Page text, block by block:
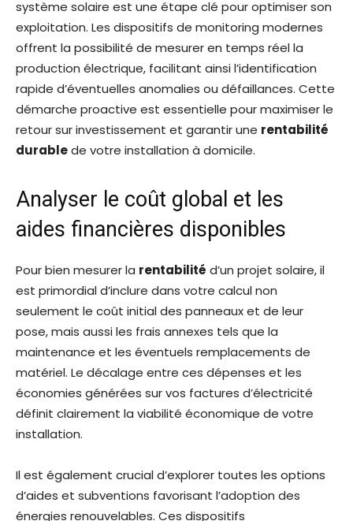
système solaire est une étape clé pour optimiser son
exploitation. Les dispositifs de monitoring modernes
offrent la possibilité de mesurer en temps réel la
production électrique, facilitant ainsi l’identification
rapide d’éventuelles anomalies ou défaillances. Cette
démarche proactive est essentielle pour maximiser le
retour sur investissement et garantir une rentabilité
durablede votre installation à domicile.
Analyser le coût global et les
aides financières disponibles
Pour bien mesurer la rentabilité d’un projet solaire, il
est primordial d’inclure dans votre calcul non
seulement le coût initial des panneaux et de leur
pose, mais aussi les frais annexes tels que la
maintenance et les éventuels remplacements de
matériel. Le décalage entre ces dépenses et les
économies générées sur vos factures d’électricité
définit clairement la viabilité économique de votre
installation.
Il est également crucial d’explorer toutes les options
d’aides et subventions favorisant l’adoption des
énergies renouvelables. Ces dispositifs